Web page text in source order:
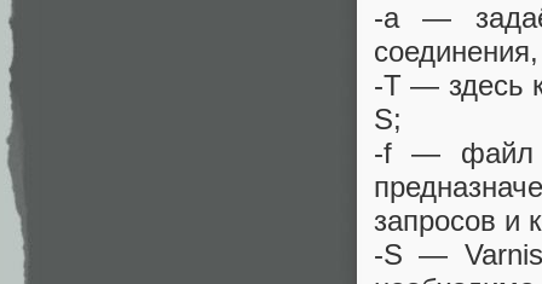
-a —
-T — здесь
S;
-f — файл
запросов и
-S —